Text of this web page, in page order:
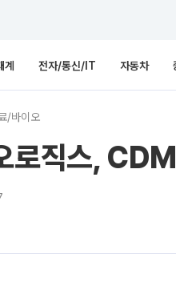
계 전자/통신/IT 자동차
/바이오
로직스,